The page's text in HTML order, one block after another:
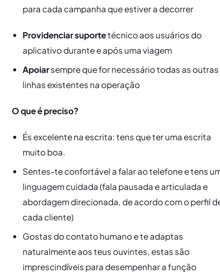
para cada campanha que estiver a decorrer
Providenciar suportetécnico aos usuários do
aplicativo durante e após uma viagem
Apoiarsempre que for necessário todas as outras
linhas existentes na operação
O que é preciso?
És excelente na escrita: tens que ter uma escrita
muito boa.
Sentes-te confortável a falar ao telefone e tens
linguagem cuidada (fala pausada e articulada e
abordagem direcionada, de acordo com o perfil
cada cliente)
Gostas do contato humano e te adaptas
naturalmente aos teus ouvintes, estas são
imprescindíveis para desempenhar a função